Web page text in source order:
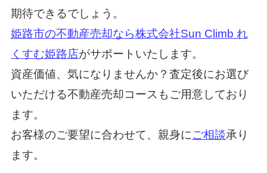
期待できるでしょう。
姫路市の不動産売却なら株式会社Sun Climb れ
くすむ姫路店がサポートいたします。
資産価値、気になりませんか？査定後にお選び
いただける不動産売却コースもご用意しており
ます。
お客様のご要望に合わせて、親身にご相談承り
ます。